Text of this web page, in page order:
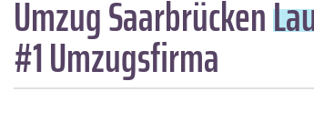
Umzug Saarbrücken
#1 Umzugsfirma